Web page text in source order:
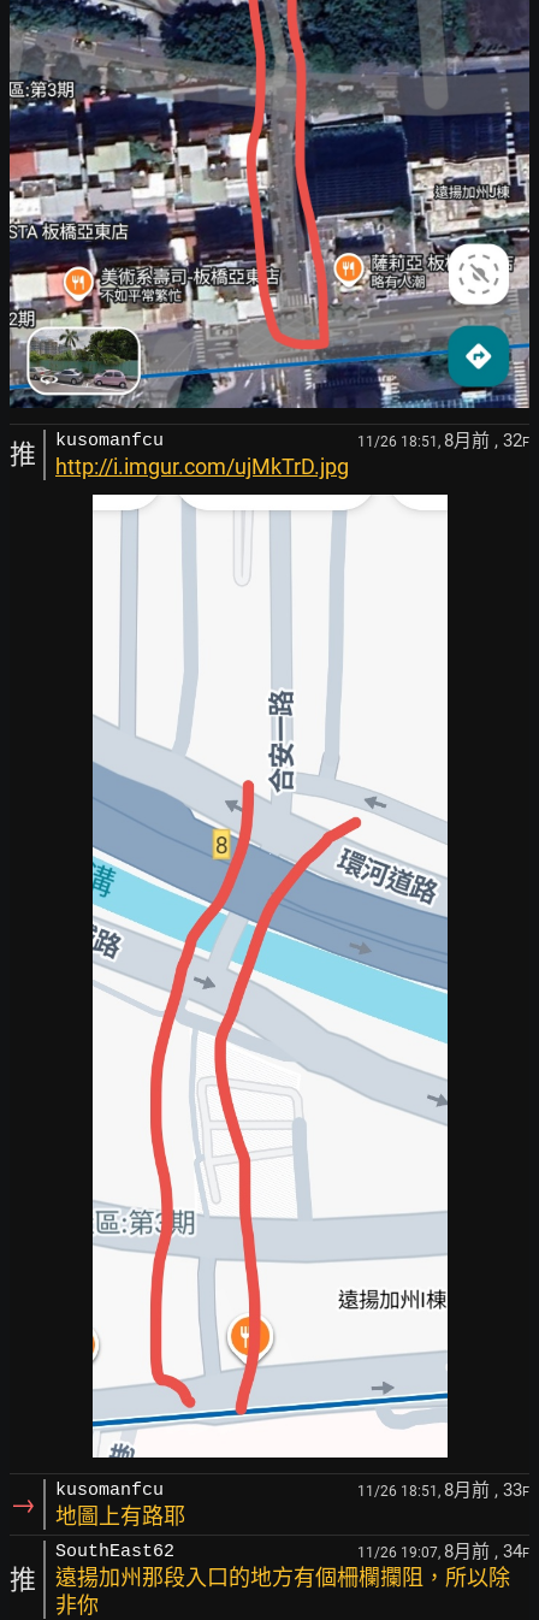
推 kusomanfcu 11/26 18:51, 8月前 , 32F
http://i.imgur.com/ujMkTrD.jpg
→ kusomanfcu 11/26 18:51, 8月前 , 33F
地圖上有路耶
推
SouthEast62 11/26 19:07, 8月前 , 34F
遠揚加州那段入口的地方有個柵欄攔阻，所以除
非你